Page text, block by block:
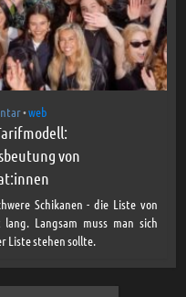
•web
von
Schikanen - die Liste von
Langsam muss man sich
Liste stehen sollte.